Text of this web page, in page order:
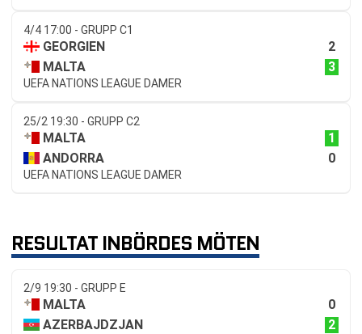
4/4 17:00 - GRUPP C1
GEORGIEN
2
MALTA
3
UEFA NATIONS LEAGUE DAMER
25/2 19:30 - GRUPP C2
MALTA
1
ANDORRA
0
UEFA NATIONS LEAGUE DAMER
RESULTAT INBÖRDES MÖTEN
2/9 19:30 - GRUPP E
MALTA
0
AZERBAJDZJAN
2